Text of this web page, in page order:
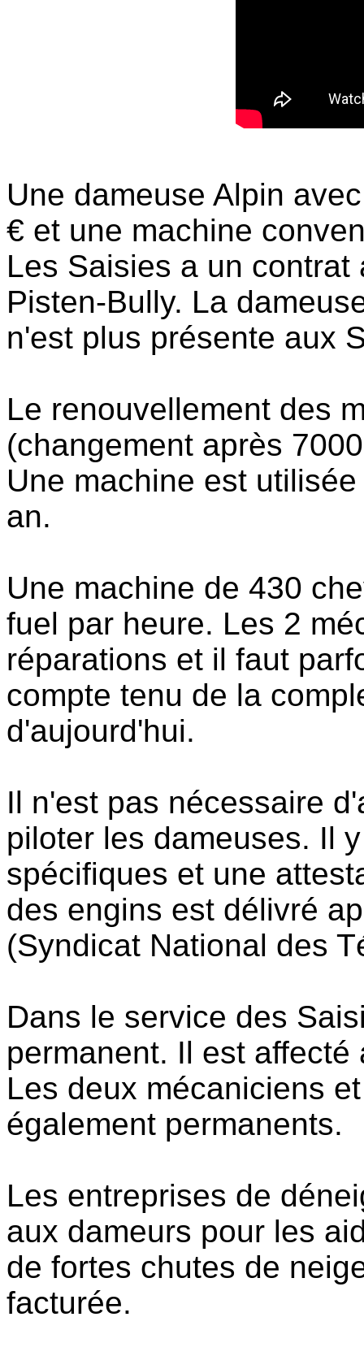
Une dameuse Alpin
€ et une machine
Les Saisies a un
Pisten-Bully. La
n'est plus présente aux
Le renouvellement des
(changement après
Une machine est
an.
Une machine de 430
fuel par heure. Les 2
réparations et il faut
compte tenu de la
d'aujourd'hui.
Il n'est pas nécessaire
piloter les dameuses. Il
spécifiques et une
des engins est délivré
(Syndicat National des
Dans le service des
permanent. Il est affecté
Les deux mécaniciens
également permanents.
Les entreprises de
aux dameurs pour les
de fortes chutes de
facturée.